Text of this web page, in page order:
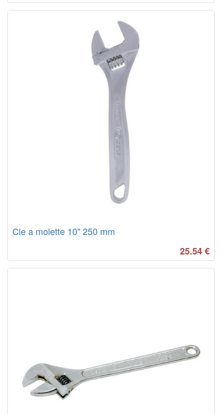
Cle a molette 10" 250 mm
25.54€